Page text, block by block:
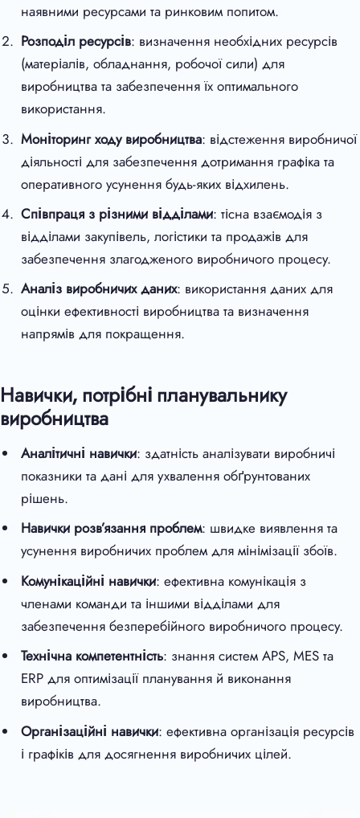
наявними ресурсами та ринковим попитом.
Розподіл ресурсів: визначення необхідних ресурсів
(матеріалів, обладнання, робочої сили) для
виробництва та забезпечення їх оптимального
використання.
Моніторинг ходу виробництва: відстеження виробничої
діяльності для забезпечення дотримання графіка та
оперативного усунення будь-яких відхилень.
Співпраця з різними відділами: тісна взаємодія з
відділами закупівель, логістики та продажів для
забезпечення злагодженого виробничого процесу.
Аналіз виробничих даних: використання даних для
оцінки ефективності виробництва та визначення
напрямів для покращення.
Навички, потрібні планувальнику
виробництва
Аналітичні навички: здатність аналізувати виробничі
показники та дані для ухвалення обґрунтованих
рішень.
Навички розв’язання проблем: швидке виявлення та
усунення виробничих проблем для мінімізації збоїв.
Комунікаційні навички: ефективна комунікація з
членами команди та іншими відділами для
забезпечення безперебійного виробничого процесу.
Технічна компетентність: знання систем APS, MES та
ERP для оптимізації планування й виконання
виробництва.
Організаційні навички: ефективна організація ресурсів
і графіків для досягнення виробничих цілей.